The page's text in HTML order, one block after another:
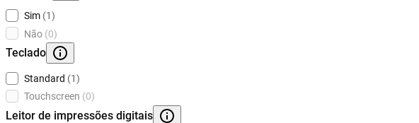
Sim (1)
Não (0)
Teclado
Standard (1)
Touchscreen (0)
Leitor de impressões digitais